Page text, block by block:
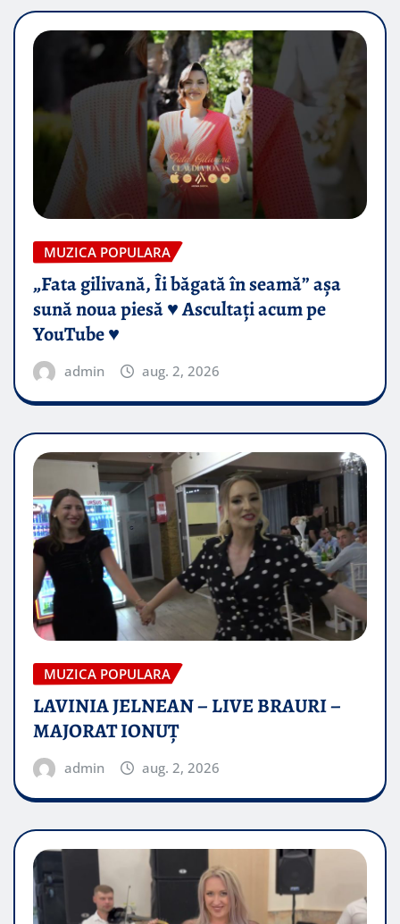
MUZICA POPULARA
„Fata gilivană, Îi băgată în seamă” așa
sună noua piesă ♥️ Ascultați acum pe
YouTube ♥️
admin aug. 2, 2026
MUZICA POPULARA
LAVINIA JELNEAN – LIVE BRAURI –
MAJORAT IONUŢ
admin aug. 2, 2026